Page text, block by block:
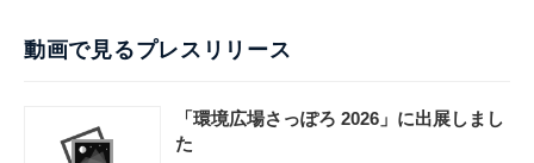
動画で見るプレスリリース
「環境広場さっぽろ 2026」に出展しまし
た